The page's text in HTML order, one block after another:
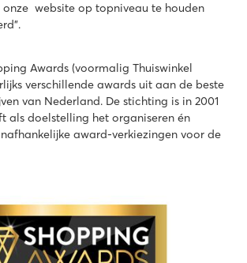
onze website op topniveau te houden
Awards (voormalig Thuiswinkel
verschillende awards uit aan de beste
van Nederland. De stichting is in 2001
als doelstelling het organiseren én
award-verkiezingen voor de